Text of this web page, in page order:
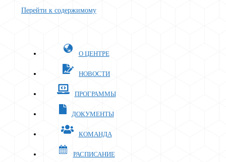
Перейти к содержимому
О ЦЕНТРЕ
НОВОСТИ
ПРОГРАММЫ
ДОКУМЕНТЫ
КОМАНДА
РАСПИСАНИЕ